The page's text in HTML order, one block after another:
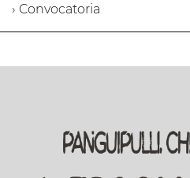
› Convocatoria